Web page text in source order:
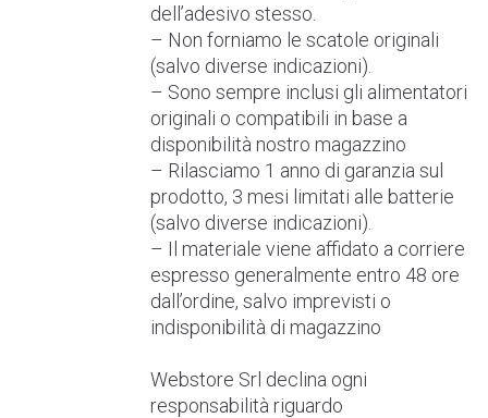
dell’adesivo stesso.
– Non forniamo le scatole originali
(salvo diverse indicazioni).
– Sono sempre inclusi gli alimentatori
originali o compatibili in base a
disponibilità nostro magazzino
– Rilasciamo 1 anno di garanzia sul
prodotto, 3 mesi limitati alle batterie
(salvo diverse indicazioni).
– Il materiale viene affidato a corriere
espresso generalmente entro 48 ore
dall’ordine, salvo imprevisti o
indisponibilità di magazzino
Webstore Srl declina ogni
responsabilità riguardo